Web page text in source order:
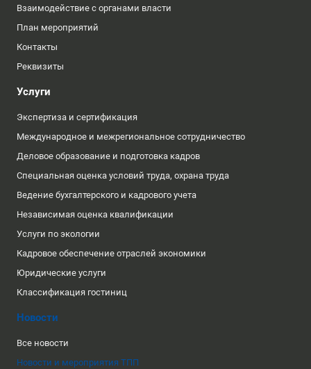
Взаимодействие с органами власти
План мероприятий
Контакты
Реквизиты
Услуги
Экспертиза и сертификация
Международное и межрегиональное сотрудничество
Деловое образование и подготовка кадров
Специальная оценка условий труда, охрана труда
Ведение бухгалтерского и кадрового учета
Независимая оценка квалификации
Услуги по экологии
Кадровое обеспечение отраслей экономики
Юридические услуги
Классификация гостиниц
Новости
Все новости
Новости и мероприятия ТПП